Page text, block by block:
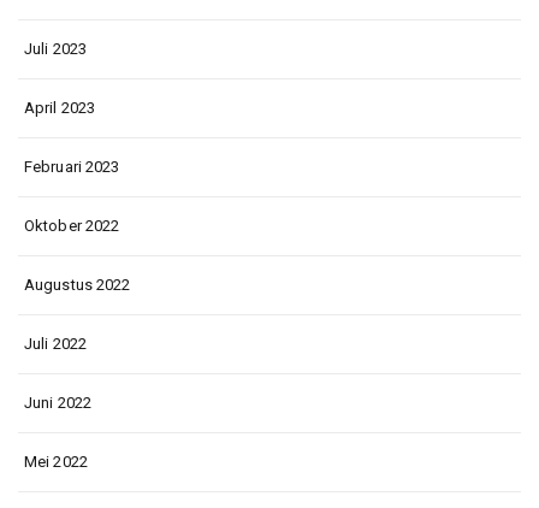
Juli 2023
April 2023
Februari 2023
Oktober 2022
Augustus 2022
Juli 2022
Juni 2022
Mei 2022